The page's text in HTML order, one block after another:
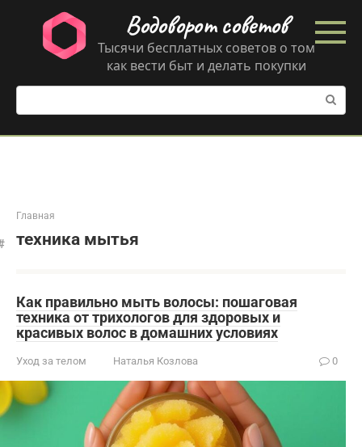
контенту
Водоворот советов
Тысячи бесплатных советов о том
как вести быт и делать покупки
Поиск:
Главная
техника мытья
Как правильно мыть волосы: пошаговая
техника от трихологов для здоровых и
красивых волос в домашних условиях
Уход за телом Наталья Козлова 0